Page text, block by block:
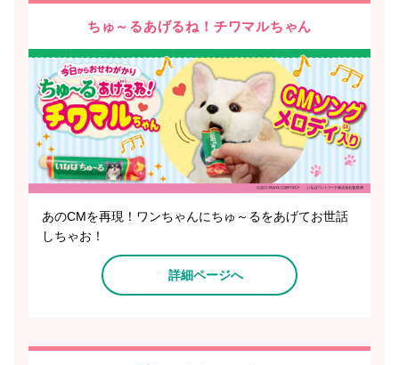
ちゅ～るあげるね！チワマルちゃん
あのCMを再現！ワンちゃんにちゅ～るをあげてお世話
しちゃお！
詳細ページへ